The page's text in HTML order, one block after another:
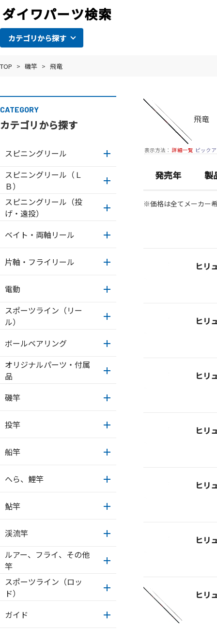
カテゴリから探す
TOP > 磯竿 > 飛竜
CATEGORY
カテゴリから探す
スピニングリール
スピニングリール（Ｌ
Ｂ）
スピニングリール（投
げ・遠投）
ベイト・両軸リール
片軸・フライリール
電動
スポーツライン（リー
ル）
ボールベアリング
オリジナルパーツ・付属
品
磯竿
投竿
船竿
へら、鯉竿
鮎竿
渓流竿
ルアー、フライ、その他
竿
スポーツライン（ロッ
ド）
ガイド
飛竜
表示方法： 詳細一覧 ピック
発売年 製
※価格は全てメーカー
ヒリ
ヒリ
ヒリ
ヒリ
ヒリ
ヒリ
ヒリ